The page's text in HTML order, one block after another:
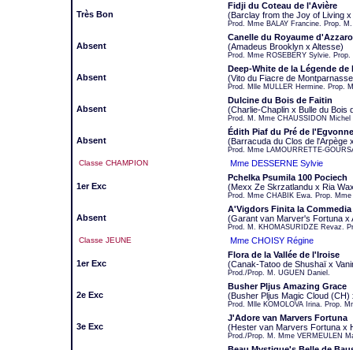
Très Bon
Fidji du Coteau de l'Avière
(Barclay from the Joy of Living
Prod. Mme BALAY Francine. Prop.
Absent
Canelle du Royaume d'Azzaro
(Amadeus Brooklyn x Altesse)
Prod. Mme ROSEBERY Sylvie. Prop.
Absent
Deep-White de la Légende de
(Vito du Fiacre de
Prod. Mlle MULLER Hermine. Prop.
Absent
Dulcine du Bois de Faitin
(Charlie-Chaplin x Bulle du Bois
Prod. M. Mme CHAUSSIDON
Absent
Édith Piaf du Pré de l'Egvonne
(Barracuda du Clos de l'Arpège
Prod. Mme LAMOURRETTE-
Classe CHAMPION Mme DESSERNE Sylvie
1er Exc
Pchelka Psumila 100 Pociech
(Mexx Ze Skrzatlandu x Ria
Prod. Mme CHABIK Ewa. Prop.
Absent
A'Vigdors Finita la Commedia
(Garant van Marver's Fortuna x
Prod. M. KHOMASURIDZE Revaz.
Classe JEUNE Mme CHOISY Régine
1er Exc
Flora de la Vallée de l'Iroise
(Canak-Tatoo de Shushaï x
Prod./Prop. M. UGUEN Daniel.
2e Exc
Busher Pljus Amazing Grace
(Busher Pljus Magic Cloud
Prod. Mlle KOMOLOVA Irina. Prop.
3e Exc
J'Adore van Marvers Fortuna
(Hester van Marvers Fortuna x
Prod./Prop. M. Mme VERMEULEN